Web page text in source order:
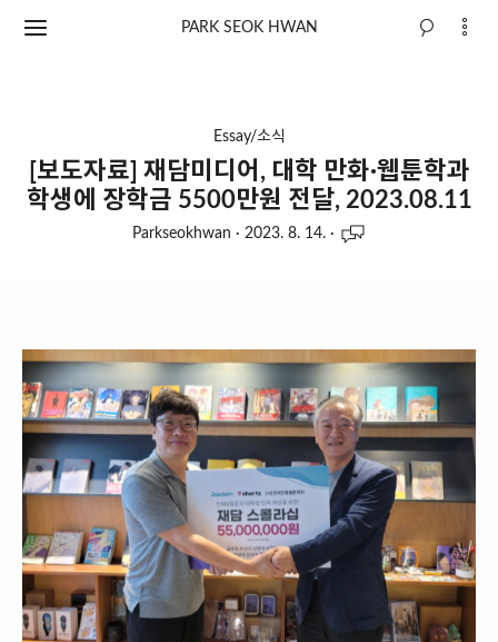
PARK SEOK HWAN
Essay/소식
[보도자료] 재담미디어, 대학 만화·웹툰학과
학생에 장학금 5500만원 전달, 2023.08.11
Parkseokhwan · 2023. 8. 14. ·